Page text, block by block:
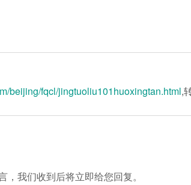
beijing/fqcl/jingtuoliu101huoxingtan.html,
我们收到后将立即给您回复。